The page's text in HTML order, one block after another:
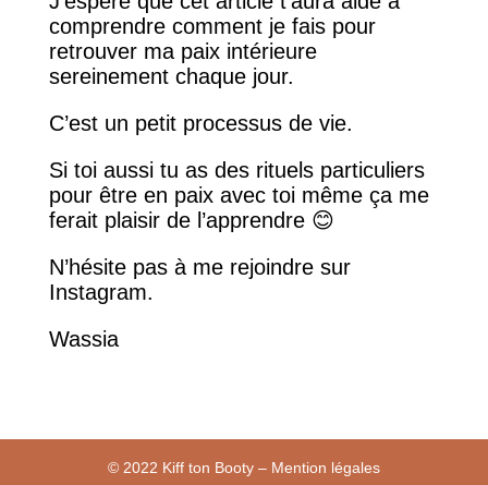
comprendre comment je fais pour
retrouver ma paix intérieure
sereinement chaque jour.
C’est un petit processus de vie.
Si toi aussi tu as des rituels particuliers
pour être en paix avec toi même ça me
ferait plaisir de l’apprendre 😊
N’hésite pas à me rejoindre sur
Instagram.
Wassia
© 2022 Kiff ton Booty – Mention légales